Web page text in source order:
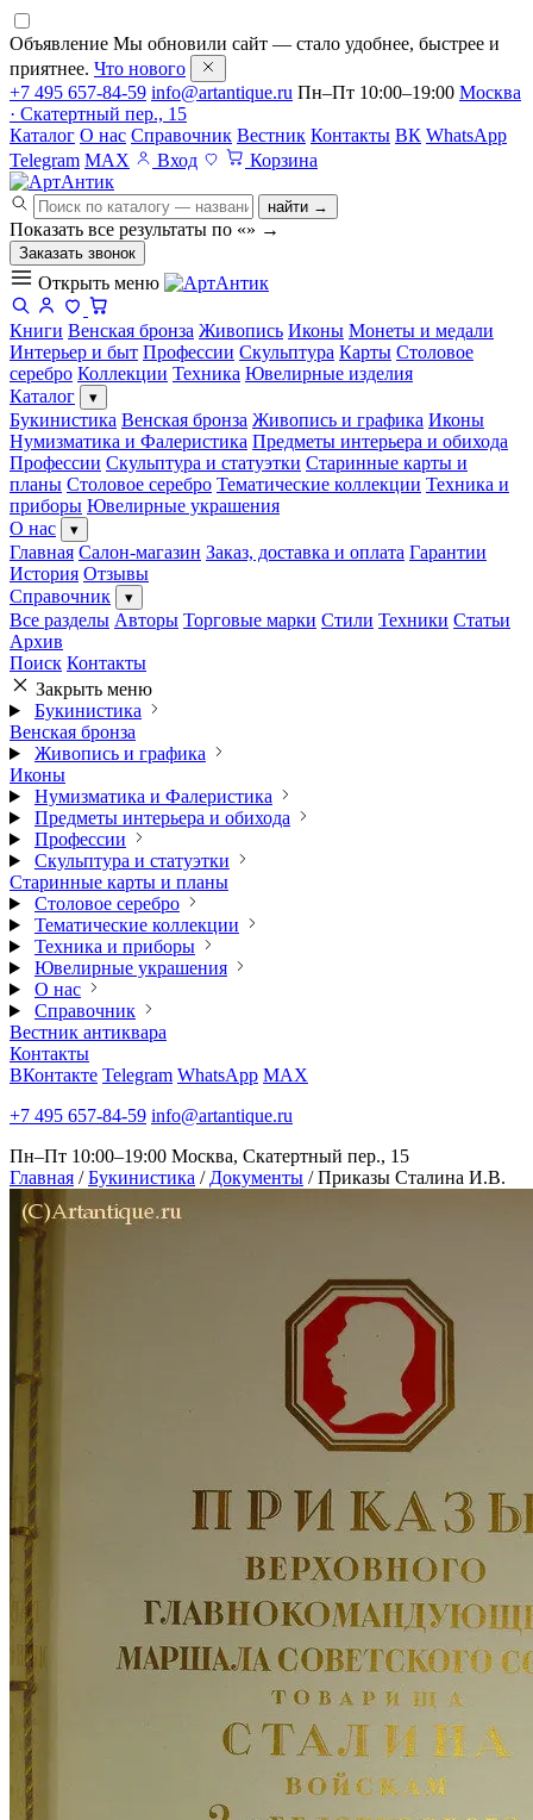
Объявление Мы обновили сайт — стало удобнее, быстрее и
приятнее. Что нового
+7 495 657-84-59 info@artantique.ru Пн–Пт 10:00–19:00 Москва
· Скатертный пер., 15
Каталог О нас Справочник Вестник Контакты ВК WhatsApp
Telegram MAX Вход Корзина
найти →
Показать все результаты по «» →
Заказать звонок
Открыть меню
Книги Венская бронза Живопись Иконы Монеты и медали
Интерьер и быт Профессии Скульптура Карты Столовое
серебро Коллекции Техника Ювелирные изделия
Каталог
▾
Букинистика Венская бронза Живопись и графика Иконы
Нумизматика и Фалеристика Предметы интерьера и обихода
Профессии Скульптура и статуэтки Старинные карты и
планы Столовое серебро Тематические коллекции Техника и
приборы Ювелирные украшения
О нас
▾
Главная Салон-магазин Заказ, доставка и оплата Гарантии
История Отзывы
Справочник
▾
Все разделы Авторы Торговые марки Стили Техники Статьи
Архив
Поиск Контакты
Закрыть меню
Букинистика
Венская бронза
Живопись и графика
Иконы
Нумизматика и Фалеристика
Предметы интерьера и обихода
Профессии
Скульптура и статуэтки
Старинные карты и планы
Столовое серебро
Тематические коллекции
Техника и приборы
Ювелирные украшения
О нас
Справочник
Вестник антиквара
Контакты
ВКонтакте Telegram WhatsApp MAX
+7 495 657-84-59 info@artantique.ru
Пн–Пт 10:00–19:00 Москва, Скатертный пер., 15
Главная / Букинистика / Документы / Приказы Сталина И.В.